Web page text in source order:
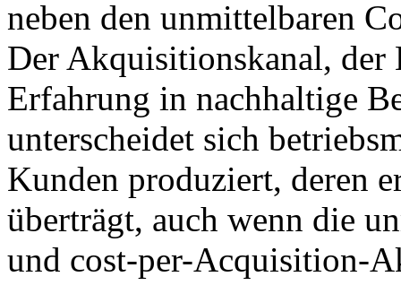
neben den unmittelbaren
Der Akquisitionskanal, der
Erfahrung in nachhaltige
unterscheidet sich
Kunden produziert, deren
überträgt, auch wenn die
und cost-per-Acquisition-